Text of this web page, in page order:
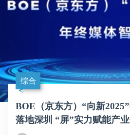
综合
BOE（京东方）“向新
落地深圳 “屏”实力赋能产